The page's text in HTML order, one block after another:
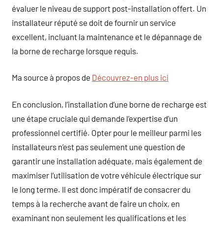
évaluer le niveau de support post-installation offert. Un
installateur réputé se doit de fournir un service
excellent, incluant la maintenance et le dépannage de
la borne de recharge lorsque requis.
Ma source à propos de Découvrez-en plus ici
En conclusion, l’installation d’une borne de recharge est
une étape cruciale qui demande l’expertise d’un
professionnel certifié. Opter pour le meilleur parmi les
installateurs n’est pas seulement une question de
garantir une installation adéquate, mais également de
maximiser l’utilisation de votre véhicule électrique sur
le long terme. Il est donc impératif de consacrer du
temps à la recherche avant de faire un choix, en
examinant non seulement les qualifications et les